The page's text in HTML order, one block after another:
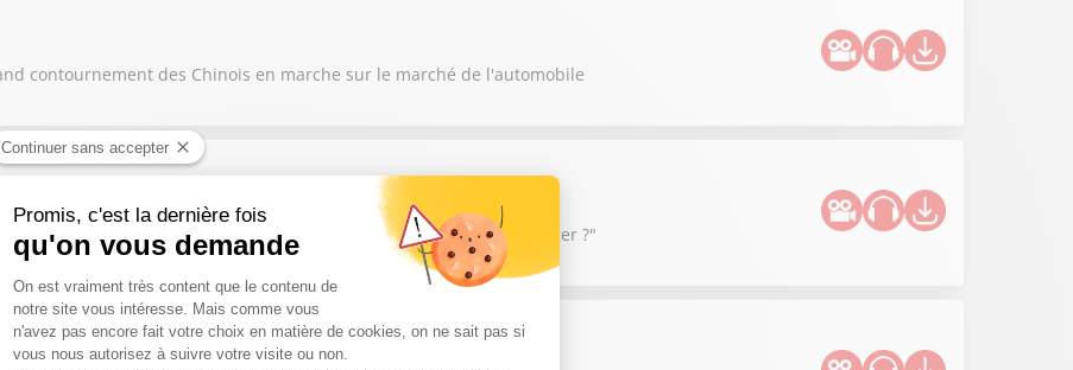
contournement des Chinois en marche sur le marché de l'automobile
parle de l'arrivée en Bourse Space X : "Pourquoi ça va tout changer ?"